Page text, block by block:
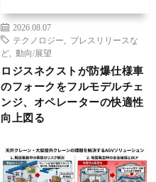
2026.08.07
テクノロジー
プレスリリースな
ど
動向/展望
ロジスネクストが防爆仕様車
のフォークをフルモデルチェ
ンジ、オペレーターの快適性
向上図る